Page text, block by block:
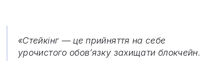
«Стейкінг — це прийняття на себе
урочистого обов’язку захищати блокчейн.